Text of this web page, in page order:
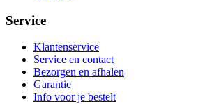
Service
Klantenservice
Service en contact
Bezorgen en afhalen
Garantie
Info voor je bestelt